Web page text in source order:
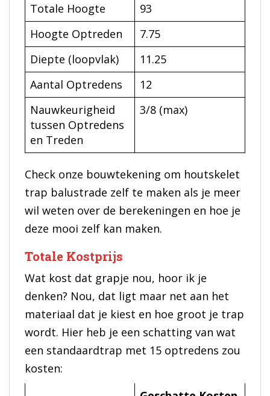
Totale Hoogte
93
Hoogte Optreden
7.75
Diepte (loopvlak)
11.25
Aantal Optredens
12
Nauwkeurigheid
tussen Optredens
en Treden
3/8 (max)
Check onze bouwtekening om houtskelet
trap balustrade zelf te maken als je meer
wil weten over de berekeningen en hoe je
deze mooi zelf kan maken.
Totale Kostprijs
Wat kost dat grapje nou, hoor ik je
denken? Nou, dat ligt maar net aan het
materiaal dat je kiest en hoe groot je trap
wordt. Hier heb je een schatting van wat
een standaardtrap met 15 optredens zou
kosten: